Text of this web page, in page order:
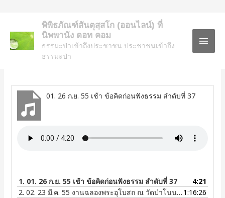
พิพิธภัณฑ์สันตุสฺสโก (ออนไลน์) ที่
นิพพานัง ดอท คอม
ธรรมะป่าเข้าถึงประชาชน ประชาชนเข้าถึง
ธรรมะป่า
รวมพระธรรมเทศนา ลำดับที่
๓๗ “ทำดีได้ดี ทำชั่วได้ชั่ว”
01. 26 ก.ย. 55 เช้า ข้อคิดก่อนฟังธรรม ลำดับที่ 37
1. 01. 26 ก.ย. 55 เช้า ข้อคิดก่อนฟังธรรม ลำดับที่ 37
4:21
2.02. 23 มี.ค. 55 งานฉลองพระอุโบสถ ณ วัดป่าโนนนิเวศน์ จ.อุดรธานี -ธรรมะปฏิบัติ
1:16:26